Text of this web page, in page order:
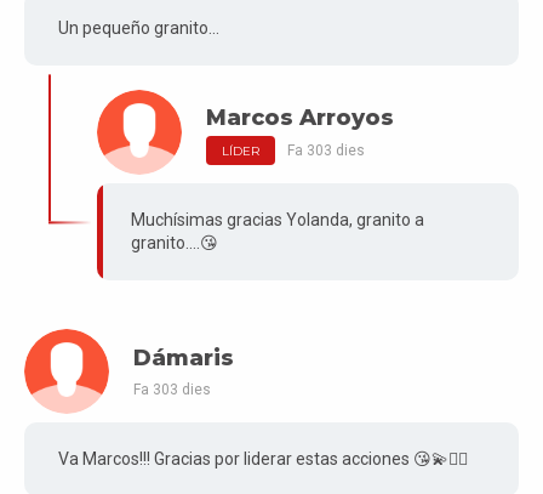
Un pequeño granito...
Marcos Arroyos
LÍDER Fa 303 dies
Muchísimas gracias Yolanda, granito a
granito....😘
Dámaris
Fa 303 dies
Va Marcos!!! Gracias por liderar estas acciones 😘💫❤️‍🔥